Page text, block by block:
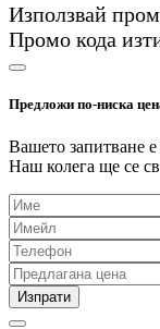
Използвай
Промо кода
Предложи по-ниска
Вашето запитване
Наш колега ще се
Изпрати